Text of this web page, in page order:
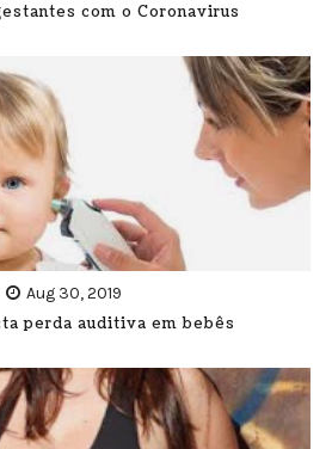
com o Coronavirus
Aug 30, 2019
perda auditiva em bebês